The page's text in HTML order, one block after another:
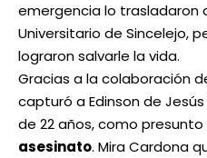
emergencia lo trasladaron
Universitario de Sincelejo,
lograron salvarle la vida.
Gracias a la colaboración
capturó a Edinson de
de 22 años, como
asesinato. Mira Cardona